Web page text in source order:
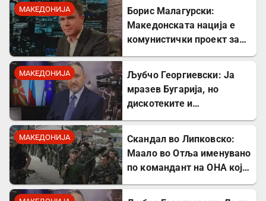
МАКЕДОНИЈА
Борис Малагурски:
Македонската нација е
комунистички проект за
МАКЕДОНИЈА
Љубчо Георгиевски: Ја
мразев Бугарија, но
дискотеките и
сликата
МАКЕДОНИЈА
Скандал во Липковско:
Маало во Отља именувано
по командант на ОНА кој